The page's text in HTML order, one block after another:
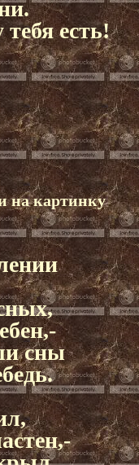
есть!
картинку
сны